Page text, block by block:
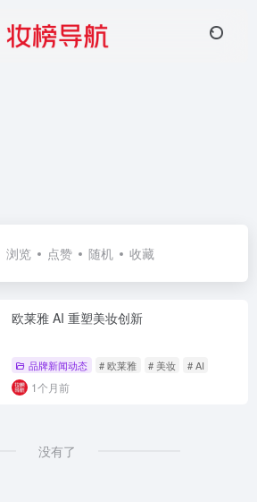
浏览 点赞 随机 收藏
欧莱雅 AI 重塑美妆创新
品牌新闻动态 # 欧莱雅 # 美妆 # AI
1个月前
没有了